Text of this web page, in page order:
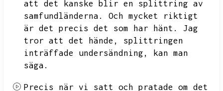
att det kanske blir en splittring av
samfundländerna.
Och mycket riktigt
är det precis det som har hänt.
Jag
tror att det hände,
splittringen
inträffade undersändning,
kan man
säga.
Precis när vi satt och pratade om det